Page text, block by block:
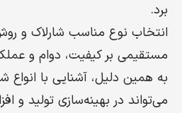
برد.
انتخاب نوع مناسب شارلاک و
مستقیمی بر کیفیت، دوام و
به همین دلیل، آشنایی با انواع
می‌تواند در بهینه‌سازی تولید و